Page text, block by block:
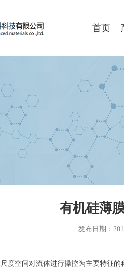
首页
有机硅薄
发布日期：
度空间对流体进行操控为主要特征